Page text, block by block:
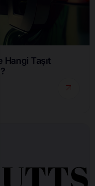
Hangi Taşıt